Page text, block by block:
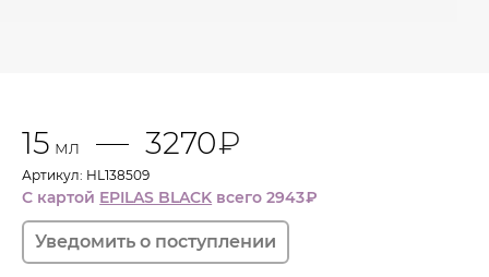
15 мл 3270₽
Артикул: HL138509
С картой EPILAS BLACK всего 2943₽